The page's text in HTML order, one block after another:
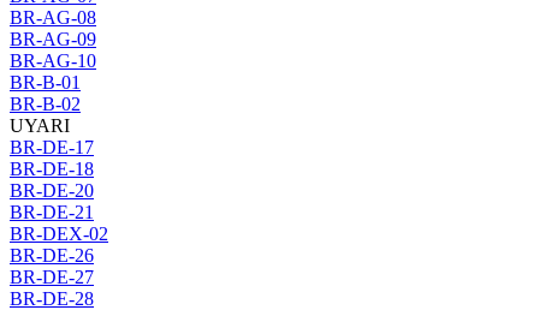
BR-AG-08
BR-AG-09
BR-AG-10
BR-B-01
BR-B-02
UYARI
BR-DE-17
BR-DE-18
BR-DE-20
BR-DE-21
BR-DEX-02
BR-DE-26
BR-DE-27
BR-DE-28